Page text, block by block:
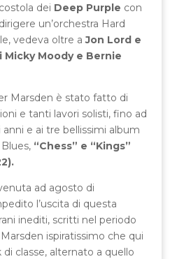
dei Deep Purple con
un’orchestra Hard
vedeva oltre aJon Lord e
Moody e Bernie
Marsden è stato fatto di
e tanti lavori solisti, fino ad
e ai tre bellissimi album
“Chess” e “Kings”
ad agosto di
l’uscita di questa
inediti, scritti nel periodo
ispiratissimo che qui
classe, alternato a quello